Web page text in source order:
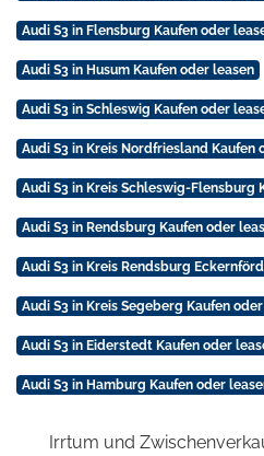
Audi S3 in Flensburg Kaufen oder
Audi S3 in Husum Kaufen oder leasen
Audi S3 in Schleswig Kaufen oder
Audi S3 in Kreis Nordfriesland Kaufen
Audi S3 in Kreis Schleswig-Flensburg
Audi S3 in Rendsburg Kaufen oder
Audi S3 in Kreis Rendsburg
Audi S3 in Kreis Segeberg Kaufen
Audi S3 in Eiderstedt Kaufen oder
Audi S3 in Hamburg Kaufen oder
Irrtum und